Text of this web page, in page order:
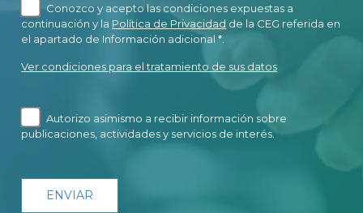
Conozco y acepto las condiciones expuestas a
continuación y la Política de Privacidad de la CEG referida en
el apartado de Información adicional *.
Ver condiciones para el tratamiento de sus datos
Autorizo asimismo a recibir información sobre
publicaciones, actividades y servicios de interés.